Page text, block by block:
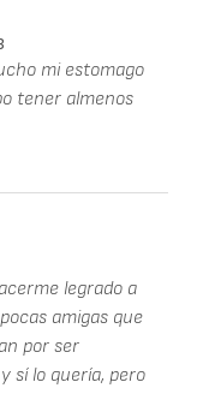
mi estomago
tener almenos
legrado a
amigas que
por ser
sí lo quería, pero